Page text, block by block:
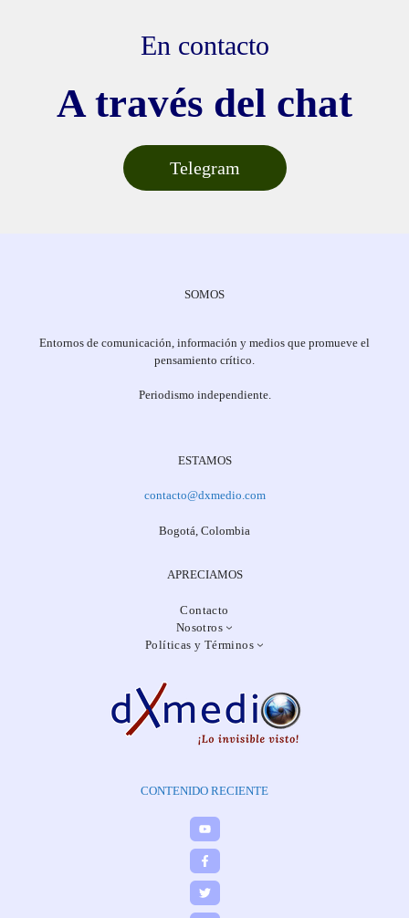
En contacto
A través del chat
Telegram
SOMOS
Entornos de comunicación, información y medios que promueve el
pensamiento crítico.
Periodismo independiente.
ESTAMOS
contacto@dxmedio.com
Bogotá, Colombia
APRECIAMOS
Contacto
Nosotros
Políticas y Términos
CONTENIDO RECIENTE